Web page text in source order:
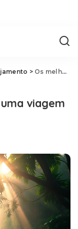
> Os melhores destinos para uma viagem de observação de aves
viagem